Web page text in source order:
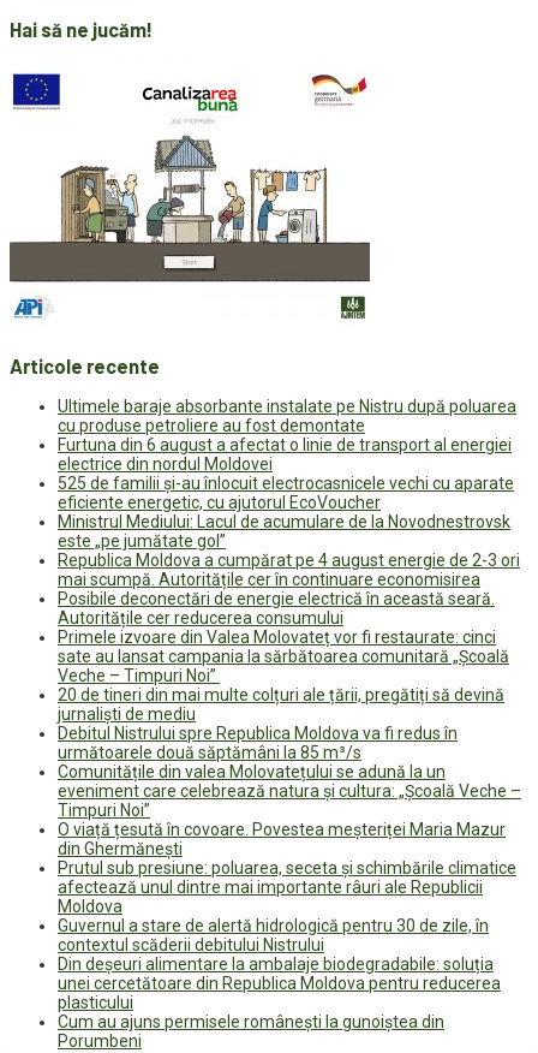
Hai să ne jucăm!
Articole recente
Ultimele baraje absorbante instalate pe Nistru după poluarea
cu produse petroliere au fost demontate
Furtuna din 6 august a afectat o linie de transport al energiei
electrice din nordul Moldovei
525 de familii și-au înlocuit electrocasnicele vechi cu aparate
eficiente energetic, cu ajutorul EcoVoucher
Ministrul Mediului: Lacul de acumulare de la Novodnestrovsk
este „pe jumătate gol”
Republica Moldova a cumpărat pe 4 august energie de 2-3 ori
mai scumpă. Autoritățile cer în continuare economisirea
Posibile deconectări de energie electrică în această seară.
Autoritățile cer reducerea consumului
Primele izvoare din Valea Molovateț vor fi restaurate: cinci
sate au lansat campania la sărbătoarea comunitară „Școală
Veche – Timpuri Noi”
20 de tineri din mai multe colțuri ale țării, pregătiți să devină
jurnaliști de mediu
Debitul Nistrului spre Republica Moldova va fi redus în
următoarele două săptămâni la 85 m³/s
Comunitățile din valea Molovatețului se adună la un
eveniment care celebrează natura și cultura: „Școală Veche –
Timpuri Noi”
O viață țesută în covoare. Povestea meșteriței Maria Mazur
din Ghermănești
Prutul sub presiune: poluarea, seceta și schimbările climatice
afectează unul dintre mai importante râuri ale Republicii
Moldova
Guvernul a stare de alertă hidrologică pentru 30 de zile, în
contextul scăderii debitului Nistrului
Din deșeuri alimentare la ambalaje biodegradabile: soluția
unei cercetătoare din Republica Moldova pentru reducerea
plasticului
Cum au ajuns permisele românești la gunoiștea din
Porumbeni